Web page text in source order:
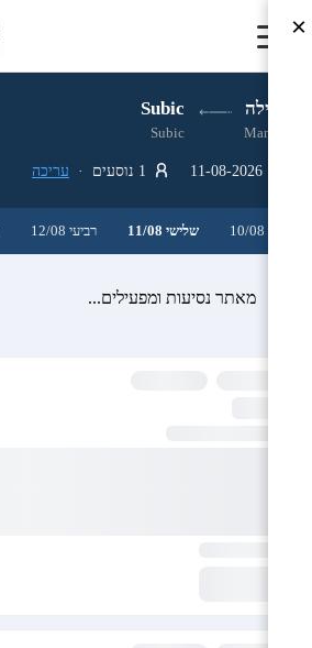
מנילה Subic
Manila
Subic
עריכה
שלישי 11/08 רביעי 12/08
מאתר נסיעות ומפעילים...
×